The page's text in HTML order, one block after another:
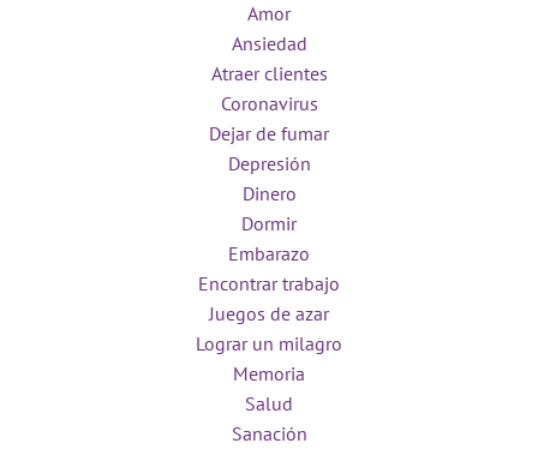
Amor
Ansiedad
Atraer clientes
Coronavirus
Dejar de fumar
Depresión
Dinero
Dormir
Embarazo
Encontrar trabajo
Juegos de azar
Lograr un milagro
Memoria
Salud
Sanación